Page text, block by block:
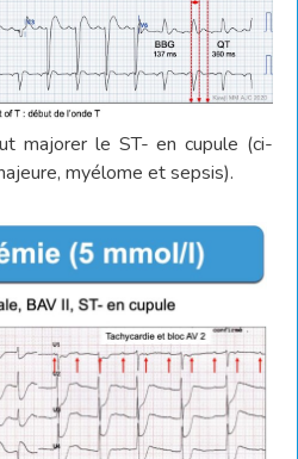
majorer le ST- en cupule (ci-
myélome et sepsis).